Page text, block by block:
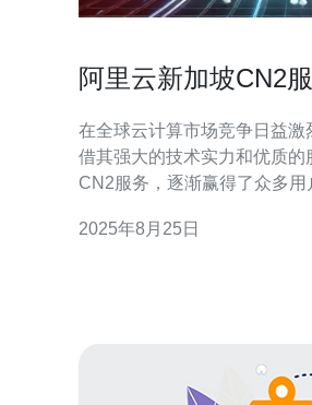
阿里云新加坡CN2
在全球云计算市场竞争日益
借其强大的技术实力和优质的
CN2服务，逐渐赢得了众多
际使用体验，帮助潜在用户更
2025年8月25日